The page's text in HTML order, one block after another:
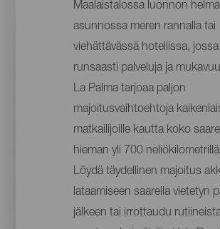
Maalaistalossa luonnon
asunnossa meren rannalla tai
viehättävässä hotellissa,
runsaasti palveluja ja
La Palma tarjoaa paljon
majoitusvaihtoehtoja
matkailijoille kautta koko
hieman yli 700
Löydä täydellinen majoitus
lataamiseen saarella vietetyn
jälkeen tai irrottaudu